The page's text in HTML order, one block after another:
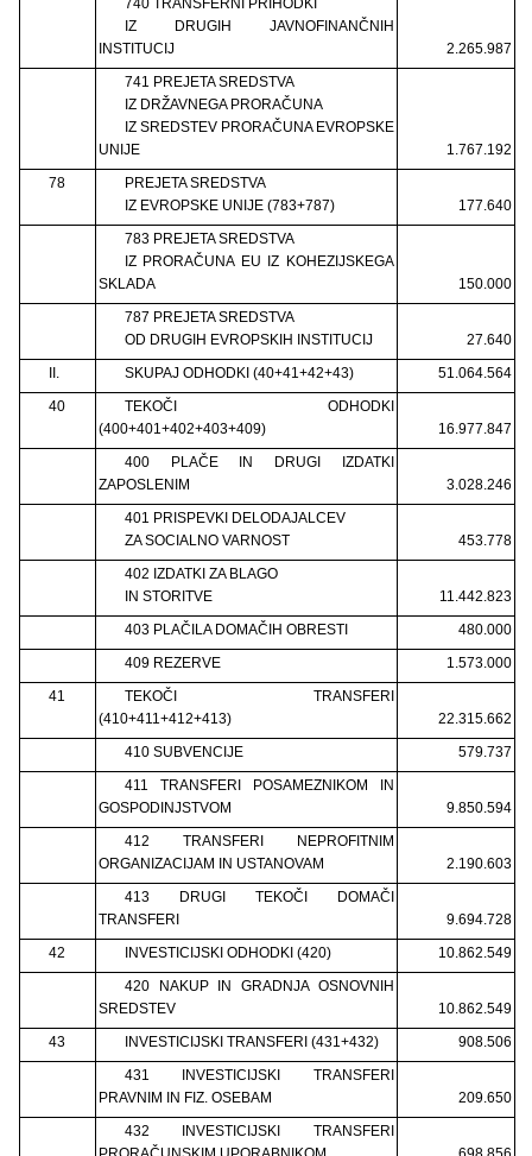
740 TRANSFERNI PRIHODKI
IZ DRUGIH JAVNOFINANČNIH
INSTITUCIJ
2.265.987
741 PREJETA SREDSTVA
IZ DRŽAVNEGA PRORAČUNA
IZ SREDSTEV PRORAČUNA EVROPSKE
UNIJE
1.767.192
78
PREJETA SREDSTVA
IZ EVROPSKE UNIJE (783+787)
177.640
783 PREJETA SREDSTVA
IZ PRORAČUNA EU IZ KOHEZIJSKEGA
SKLADA
150.000
787 PREJETA SREDSTVA
OD DRUGIH EVROPSKIH INSTITUCIJ
27.640
II.
SKUPAJ ODHODKI (40+41+42+43)
51.064.564
40
TEKOČI ODHODKI
(400+401+402+403+409)
16.977.847
400 PLAČE IN DRUGI IZDATKI
ZAPOSLENIM
3.028.246
401 PRISPEVKI DELODAJALCEV
ZA SOCIALNO VARNOST
453.778
402 IZDATKI ZA BLAGO
IN STORITVE
11.442.823
403 PLAČILA DOMAČIH OBRESTI
480.000
409 REZERVE
1.573.000
41
TEKOČI TRANSFERI
(410+411+412+413)
22.315.662
410 SUBVENCIJE
579.737
411 TRANSFERI POSAMEZNIKOM IN
GOSPODINJSTVOM
9.850.594
412 TRANSFERI NEPROFITNIM
ORGANIZACIJAM IN USTANOVAM
2.190.603
413 DRUGI TEKOČI DOMAČI
TRANSFERI
9.694.728
42
INVESTICIJSKI ODHODKI (420)
10.862.549
420 NAKUP IN GRADNJA OSNOVNIH
SREDSTEV
10.862.549
43
INVESTICIJSKI TRANSFERI (431+432)
908.506
431 INVESTICIJSKI TRANSFERI
PRAVNIM IN FIZ. OSEBAM
209.650
432 INVESTICIJSKI TRANSFERI